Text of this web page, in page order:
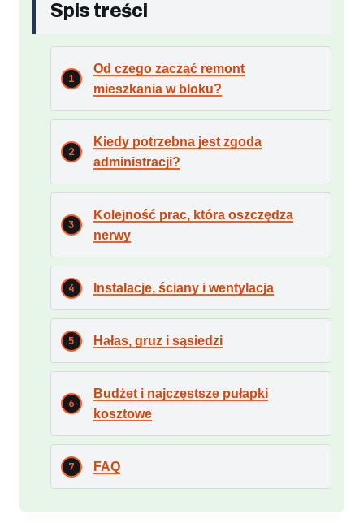
Spis treści
Od czego zacząć remont
mieszkania w bloku?
Kiedy potrzebna jest zgoda
administracji?
Kolejność prac, która oszczędza
nerwy
Instalacje, ściany i wentylacja
Hałas, gruz i sąsiedzi
Budżet i najczęstsze pułapki
kosztowe
FAQ